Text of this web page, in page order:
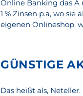
Online Banking das A
1 % Zinsen p.a, wo
eigenen Onlineshop,
GÜNSTIGE
Das heißt als,